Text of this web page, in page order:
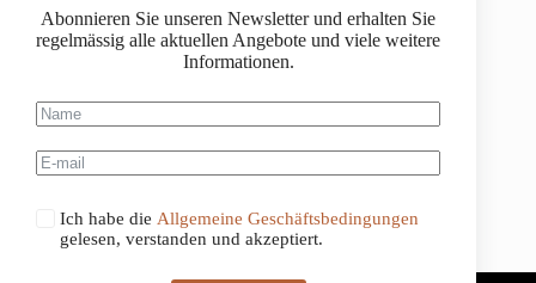
Abonnieren Sie unseren Newsletter und erhalten Sie
regelmässig alle aktuellen Angebote und viele weitere
Informationen.
Ich habe die Allgemeine Geschäftsbedingungen
gelesen, verstanden und akzeptiert.
Impressum
Kaufinformationen
Allgemeine Geschäftsbedingungen